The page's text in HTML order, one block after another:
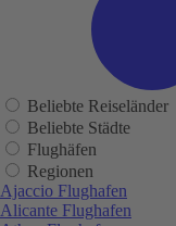
Beliebte Reiseländer
Beliebte Städte
Flughäfen
Regionen
Ajaccio Flughafen
Alicante Flughafen